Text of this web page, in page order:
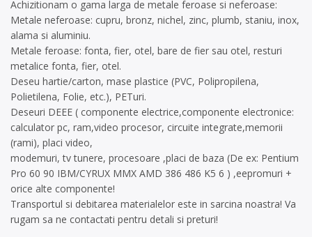
Achizitionam o gama larga de metale feroase si neferoase:
Metale neferoase: cupru, bronz, nichel, zinc, plumb, staniu, inox,
alama si aluminiu.
Metale feroase: fonta, fier, otel, bare de fier sau otel, resturi
metalice fonta, fier, otel.
Deseu hartie/carton, mase plastice (PVC, Polipropilena,
Polietilena, Folie, etc.), PETuri.
Deseuri DEEE ( componente electrice,componente electronice:
calculator pc, ram,video procesor, circuite integrate,memorii
(rami), placi video,
modemuri, tv tunere, procesoare ,placi de baza (De ex: Pentium
Pro 60 90 IBM/CYRUX MMX AMD 386 486 K5 6 ) ,eepromuri +
orice alte componente!
Transportul si debitarea materialelor este in sarcina noastra! Va
rugam sa ne contactati pentru detali si preturi!